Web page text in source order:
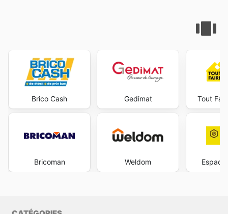
Brico Cash
Bricoman
Gedimat
Weldom
Tout
Espace